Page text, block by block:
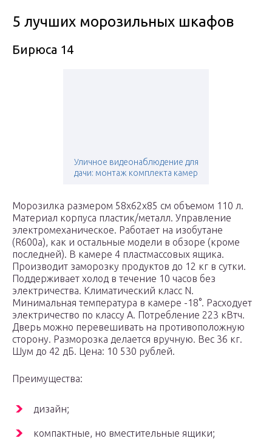
5 лучших морозильных шкафов
Бирюса 14
Уличное видеонаблюдение для
дачи: монтаж комплекта камер
Морозилка размером 58х62х85 см объемом 110 л.
Материал корпуса пластик/металл. Управление
электромеханическое. Работает на изобутане
(R600а), как и остальные модели в обзоре (кроме
последней). В камере 4 пластмассовых ящика.
Производит заморозку продуктов до 12 кг в сутки.
Поддерживает холод в течение 10 часов без
электричества. Климатический класс N.
Минимальная температура в камере -18°. Расходует
электричество по классу А. Потребление 223 кВтч.
Дверь можно перевешивать на противоположную
сторону. Разморозка делается вручную. Вес 36 кг.
Шум до 42 дБ. Цена: 10 530 рублей.
Преимущества:
дизайн;
компактные, но вместительные ящики;